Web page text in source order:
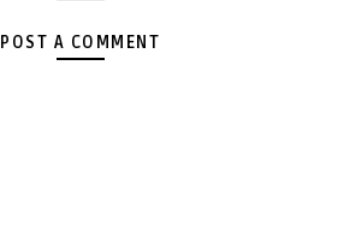
POST A COMMENT